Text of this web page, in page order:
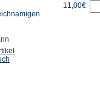
11,00€